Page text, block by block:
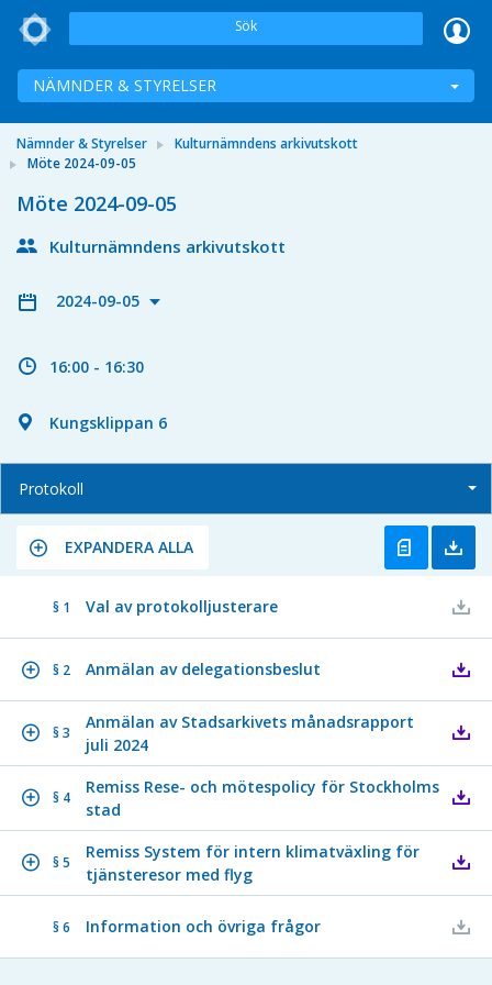
Sök
NÄMNDER & STYRELSER
Nämnder & Styrelser
Kulturnämndens arkivutskott
Möte 2024-09-05
Möte 2024-09-05
Kulturnämndens arkivutskott
2024-09-05
16:00 - 16:30
Kungsklippan 6
Protokoll
EXPANDERA ALLA
§ 1 Val av protokolljusterare
§ 2 Anmälan av delegationsbeslut
§ 3
Anmälan av Stadsarkivets månadsrapport
juli 2024
§ 4
Remiss Rese- och mötespolicy för Stockholms
stad
§ 5
Remiss System för intern klimatväxling för
tjänsteresor med flyg
§ 6 Information och övriga frågor